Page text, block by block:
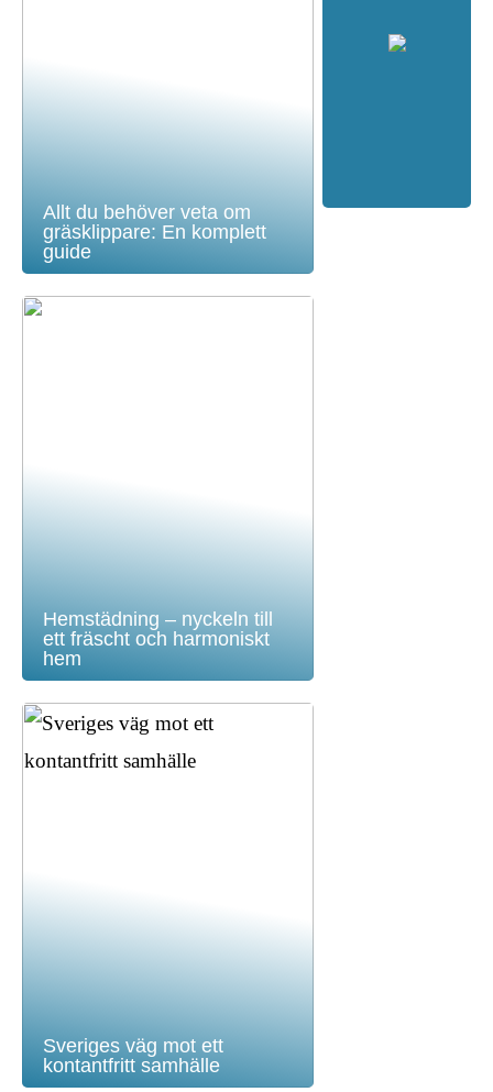
Allt du behöver veta om
gräsklippare: En komplett
guide
Hemstädning – nyckeln till
ett fräscht och harmoniskt
hem
Sveriges väg mot ett
kontantfritt samhälle